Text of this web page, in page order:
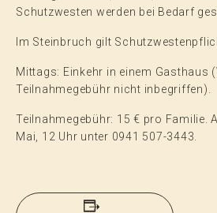
Schutzwesten werden bei Bedarf
Im Steinbruch gilt
Mittags: Einkehr in einem Gasthaus
Teilnahmegebühr nicht inbegriffen).
Teilnahmegebühr: 15 € pro Familie.
Mai, 12 Uhr unter 0941 507-3443.